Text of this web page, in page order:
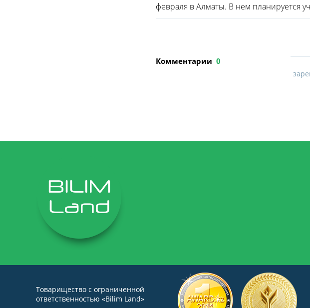
февраля в Алматы. В нем планируется
Комментарии 0
Товарищество с ограниченной
ответственностью «Bilim Land»